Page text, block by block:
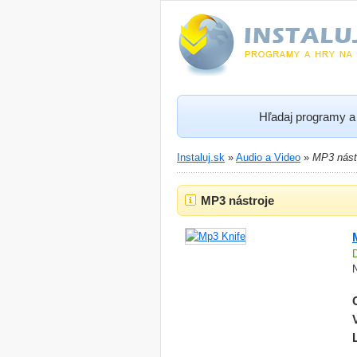
Hľadaj programy
Instaluj.sk » Audio a Video » MP3
MP3 nástroje